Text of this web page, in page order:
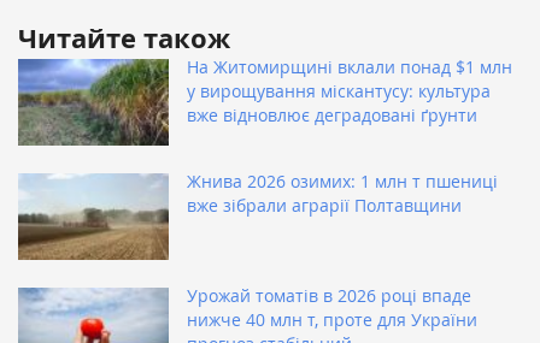
Читайте також
На Житомирщині вклали понад $1 млн
у вирощування міскантусу: культура
вже відновлює деградовані ґрунти
Жнива 2026 озимих: 1 млн т пшениці
вже зібрали аграрії Полтавщини
Урожай томатів в 2026 році впаде
нижче 40 млн т, проте для України